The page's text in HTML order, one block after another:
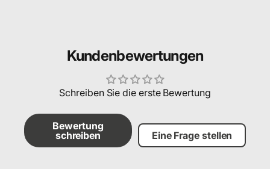
Kundenbewertungen
Schreiben Sie die erste Bewertung
Bewertung
schreiben
Eine Frage stellen